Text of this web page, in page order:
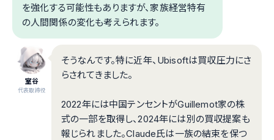
を強化する可能性もありますが、家族経営特有
の人間関係の変化も考えられます。
室谷
代表取締役
そうなんです。特に近年、Ubisoftは買収圧力にさ
らされてきました。
2022年には中国テンセントがGuillemot家の株
式の一部を取得し、2024年には別の買収提案も
報じられました。Claude氏は一族の結束を保つ